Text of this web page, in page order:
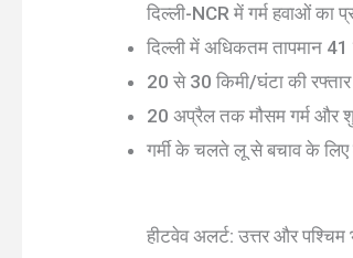
दिल्ली-NCR में गर्म हवाओं का
दिल्ली में अधिकतम तापमान 41
20 से 30 किमी/घंटा की
20 अप्रैल तक मौसम गर्म और
गर्मी के चलते लू से बचाव के लिए
हीटवेव अलर्ट: उत्तर और पश्चिम